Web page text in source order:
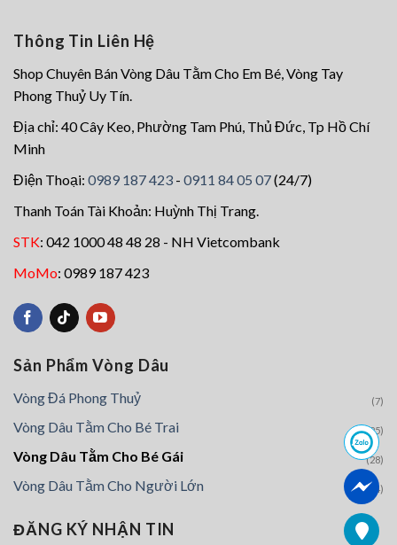
tùy
có
thể
được
chọn
trên
sản
phẩm
có
được
sản
phẩm
Thông Tin Liên Hệ
Shop Chuyên Bán Vòng Dâu Tằm Cho Em Bé, Vòng Tay
Phong Thuỷ Uy Tín.
Địa chỉ: 40 Cây Keo, Phường Tam Phú, Thủ Đức, Tp Hồ Chí
Minh
Điện Thoại: 0989 187 423 - 0911 84 05 07(24/7)
Thanh Toán Tài Khoản: Huỳnh Thị Trang.
STK: 042 1000 48 48 28 - NH Vietcombank
MoMo: 0989 187 423
Sản Phẩm Vòng Dâu
Vòng Đá Phong Thuỷ (7)
Vòng Dâu Tằm Cho Bé Trai (25)
Vòng Dâu Tằm Cho Bé Gái (28)
Vòng Dâu Tằm Cho Người Lớn (4)
ĐĂNG KÝ NHẬN TIN